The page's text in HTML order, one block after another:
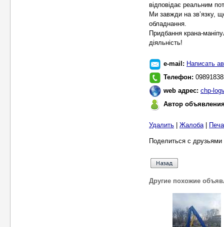
відповідає реальним
Ми завжди на зв’язку,
обладнання.
Придбання крана-
діяльність!
e-mail: Написать
Телефон:
web адрес: chp-
Автор
Удалить Жалоба|
Поделиться с
Другие похожие